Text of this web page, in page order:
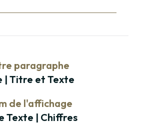
sit amet, consectetur adipiscing
Maecenas scelerisque aliquam
eget. Aliquam eu molestie ante.
morbi tristique senectus et
fames ac turpis egestas. Nunc
libero at dictum. Fusce
bibendum, arcu purus
paragraphe
| Titre et Texte
de l'affichage
Texte | Chiffres